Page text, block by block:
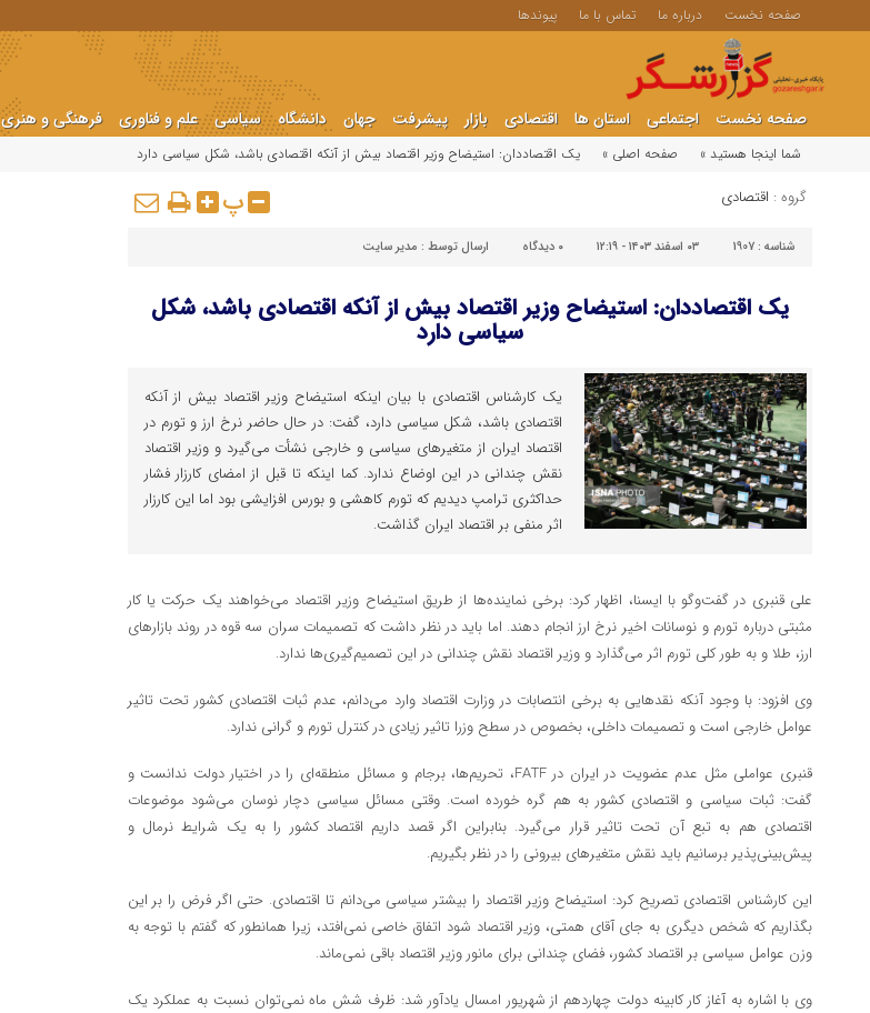
صفحه نخست درباره ما تماس با ما پیوندها
صفحه نخست اجتماعی استان ها اقتصادی بازار پیشرفت جهان دانشگاه سیاسی علم و فناوری فرهنگی و هنری
شما اینجا هستید » صفحه اصلی » یک اقتصاددان: استیضاح وزیر اقتصاد بیش از آنکه اقتصادی باشد، شکل سیاسی دارد
گروه : اقتصادی پ
شناسه : 1907 ۰۳ اسفند ۱۴۰۳ - ۱۲:۱۹ ۰ دیدگاه ارسال توسط : مدیر سایت
یک اقتصاددان: استیضاح وزیر اقتصاد بیش از آنکه اقتصادی باشد، شکل
سیاسی دارد
یک کارشناس اقتصادی با بیان اینکه استیضاح وزیر اقتصاد بیش از آنکه
اقتصادی باشد، شکل سیاسی دارد، گفت: در حال حاضر نرخ ارز و تورم در
اقتصاد ایران از متغیرهای سیاسی و خارجی نشأت می‌گیرد و وزیر اقتصاد
نقش چندانی در این اوضاع ندارد. کما اینکه تا قبل از امضای کارزار فشار
حداکثری ترامپ دیدیم که تورم کاهشی و بورس افزایشی بود اما این کارزار
اثر منفی بر اقتصاد ایران گذاشت.
علی قنبری در گفت‌وگو با ایسنا، اظهار کرد: برخی نماینده‌ها از طریق استیضاح وزیر اقتصاد می‌خواهند یک حرکت یا کار
مثبتی درباره تورم و نوسانات اخیر نرخ ارز انجام دهند. اما باید در نظر داشت که تصمیمات سران سه قوه در روند بازارهای
ارز، طلا و به طور کلی تورم اثر می‌گذارد و وزیر اقتصاد نقش چندانی در این تصمیم‌گیری‌ها ندارد.
وی افزود: با وجود آنکه نقدهایی به برخی انتصابات در وزارت اقتصاد وارد می‌دانم، عدم ثبات اقتصادی کشور تحت تاثیر
عوامل خارجی است و تصمیمات داخلی، بخصوص در سطح وزرا تاثیر زیادی در کنترل تورم و گرانی ندارد.
قنبری عواملی مثل عدم عضویت در ایران در FATF، تحریم‌ها، برجام و مسائل منطقه‌ای را در اختیار دولت ندانست و
گفت: ثبات سیاسی و اقتصادی کشور به هم گره خورده است. وقتی مسائل سیاسی دچار نوسان می‌شود موضوعات
اقتصادی هم به تبع آن تحت تاثیر قرار می‌گیرد. بنابراین اگر قصد داریم اقتصاد کشور را به یک شرایط نرمال و
پیش‌بینی‌پذیر برسانیم باید نقش متغیرهای بیرونی را در نظر بگیریم.
این کارشناس اقتصادی تصریح کرد: استیضاح وزیر اقتصاد را بیشتر سیاسی می‌دانم تا اقتصادی. حتی اگر فرض را بر این
بگذاریم که شخص دیگری به جای آقای همتی، وزیر اقتصاد شود اتفاق خاصی نمی‌افتد، زیرا همانطور که گفتم با توجه به
وزن عوامل سیاسی بر اقتصاد کشور، فضای چندانی برای مانور وزیر اقتصاد باقی نمی‌ماند.
وی با اشاره به آغاز کار کابینه دولت چهاردهم از شهریور امسال یادآور شد: ظرف شش ماه نمی‌توان نسبت به عملکرد یک